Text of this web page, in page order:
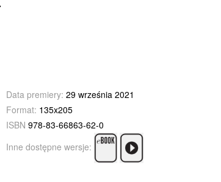
Data premiery: 29 września 2021
Format: 135x205
ISBN 978-83-66863-62-0
Inne dostępne wersje: